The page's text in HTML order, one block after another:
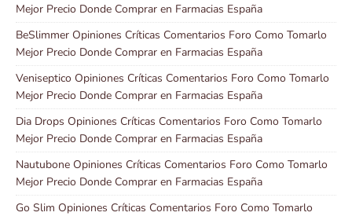
Mejor Precio Donde Comprar en Farmacias España
BeSlimmer Opiniones Críticas Comentarios Foro Como Tomarlo
Mejor Precio Donde Comprar en Farmacias España
Veniseptico Opiniones Críticas Comentarios Foro Como Tomarlo
Mejor Precio Donde Comprar en Farmacias España
Dia Drops Opiniones Críticas Comentarios Foro Como Tomarlo
Mejor Precio Donde Comprar en Farmacias España
Nautubone Opiniones Críticas Comentarios Foro Como Tomarlo
Mejor Precio Donde Comprar en Farmacias España
Go Slim Opiniones Críticas Comentarios Foro Como Tomarlo